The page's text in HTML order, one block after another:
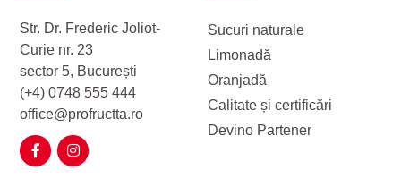
Str. Dr. Frederic Joliot-
Curie nr. 23
sector 5, București
(+4) 0748 555 444
office@profructta.ro
Sucuri naturale
Limonadă
Oranjadă
Calitate și certificări
Devino Partener